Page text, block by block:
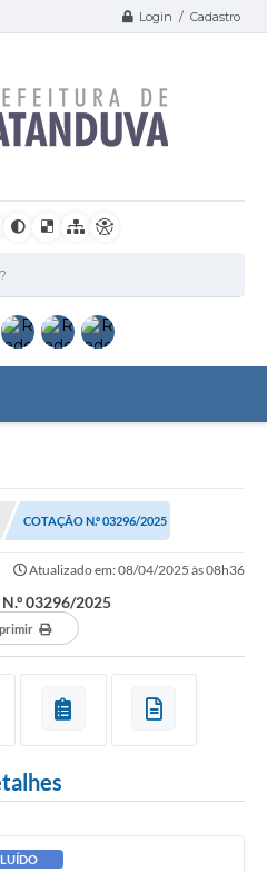
Login / Cadastro
COTAÇÃO N.º 03296/2025
Atualizado em: 08/04/2025 às 08h36
03296/2025